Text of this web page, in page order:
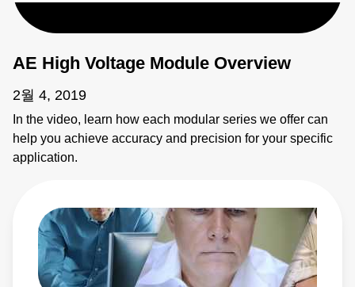
AE High Voltage Module Overview
2월 4, 2019
In the video, learn how each modular series we offer can
help you achieve accuracy and precision for your specific
application.